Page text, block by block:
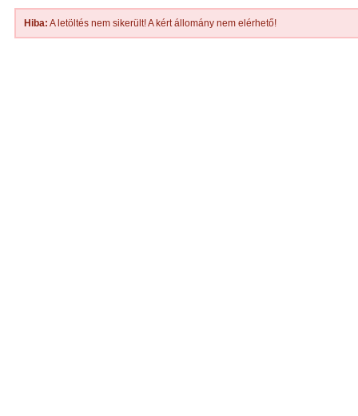
Hiba: A letöltés nem sikerült! A kért állomány nem elérhető!